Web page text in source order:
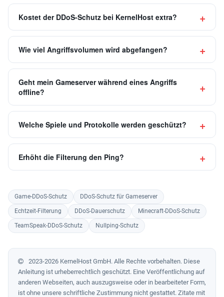
Kostet der DDoS-Schutz bei KernelHost extra?
Wie viel Angriffsvolumen wird abgefangen?
Geht mein Gameserver während eines Angriffs
offline?
Welche Spiele und Protokolle werden geschützt?
Erhöht die Filterung den Ping?
Game-DDoS-Schutz DDoS-Schutz für Gameserver
Echtzeit-Filterung DDoS-Dauerschutz Minecraft-DDoS-Schutz
TeamSpeak-DDoS-Schutz Nullping-Schutz
2023-2026 KernelHost GmbH. Alle Rechte vorbehalten. Diese
Anleitung ist urheberrechtlich geschützt. Eine Veröffentlichung auf
anderen Webseiten, auch auszugsweise oder in bearbeiteter Form,
ist ohne unsere schriftliche Zustimmung nicht gestattet. Zitate mit